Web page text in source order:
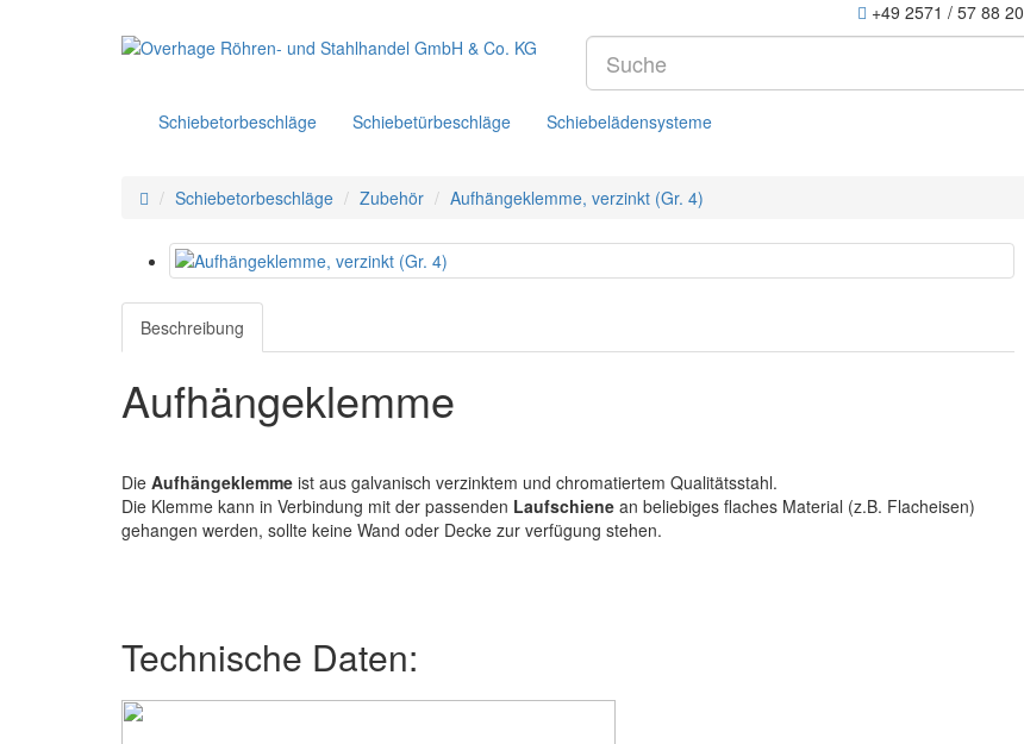
+49 2571 / 57 88 20
Schiebetorbeschläge Schiebetürbeschläge Schiebelädensysteme
Schiebetorbeschläge Zubehör Aufhängeklemme, verzinkt (Gr. 4)
Beschreibung
Aufhängeklemme
Die Aufhängeklemme ist aus galvanisch verzinktem und chromatiertem Qualitätsstahl.
Die Klemme kann in Verbindung mit der passenden Laufschiene an beliebiges flaches Material (z.B. Flacheisen)
gehangen werden, sollte keine Wand oder Decke zur verfügung stehen.
Technische Daten: